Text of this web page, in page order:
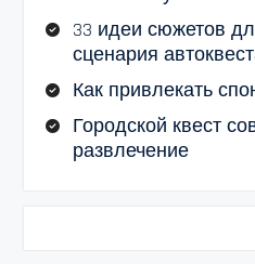
33 идеи сюжетов
сценария
Как привлекать
Городской квест
развлечение